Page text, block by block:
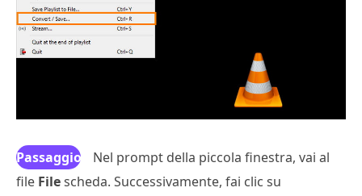
Passaggio
3
Nel prompt della piccola finestra, vai al
file Filescheda. Successivamente, fai clic su